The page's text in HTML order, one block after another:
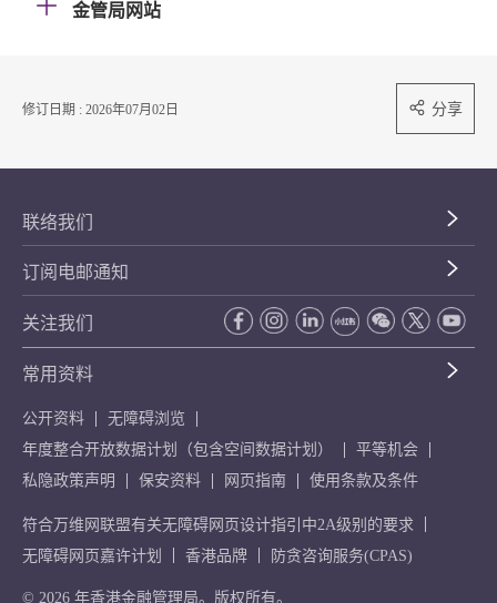
金管局网站
修订日期 : 2026年07月02日 分享
联络我们
订阅电邮通知
关注我们
常用资料
公开资料
无障碍浏览
年度整合开放数据计划（包含空间数据计划）
平等机会
私隐政策声明
保安资料 网页指南 使用条款及条件
符合万维网联盟有关无障碍网页设计指引中2A级别的要求
无障碍网页嘉许计划
香港品牌 防贪咨询服务(CPAS)
© 2026 年香港金融管理局。版权所有。